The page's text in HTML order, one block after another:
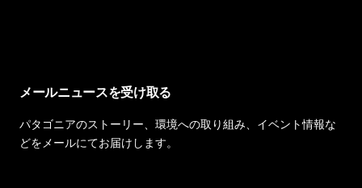
メールニュースを受け取る
パタゴニアのストーリー、環境への取り組み、イベント情報な
どをメールにてお届けします。